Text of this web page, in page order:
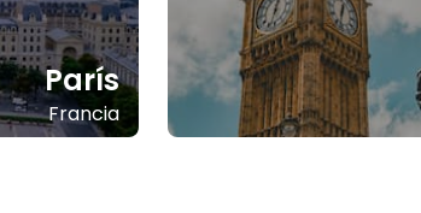
París
Francia